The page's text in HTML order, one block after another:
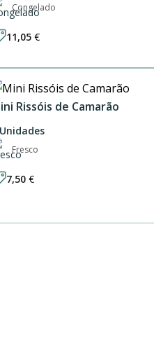
Congelado
11,05 €
Rissóis de Camarão
Fresco
7,50 €